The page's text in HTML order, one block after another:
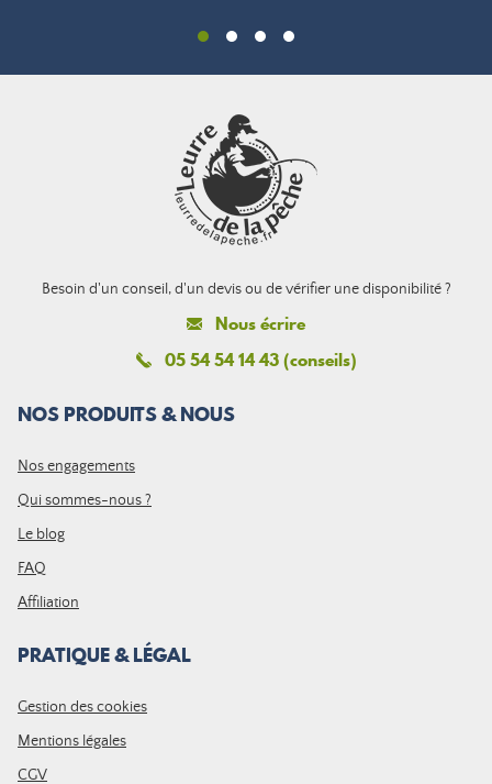
Besoin d'un conseil, d'un devis ou de vérifier une disponibilité ?
Nous écrire
05 54 54 14 43 (conseils)
NOS PRODUITS & NOUS
Nos engagements
Qui sommes-nous ?
Le blog
FAQ
Affiliation
PRATIQUE & LÉGAL
Gestion des cookies
Mentions légales
CGV